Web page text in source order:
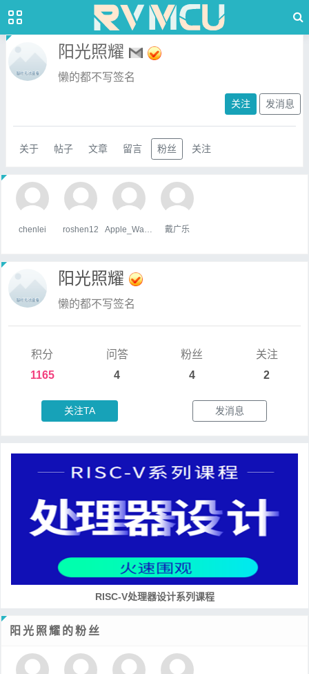
阳光照耀
懒的都不写签名
关注 发消息
关于 帖子 文章 留言 粉丝 关注
chenlei roshen12 戴广乐
阳光照耀
懒的都不写签名
积分
1165
问答
4
粉丝
4
关注
2
关注TA 发消息
RISC-V处理器设计系列课程
阳光照耀的粉丝